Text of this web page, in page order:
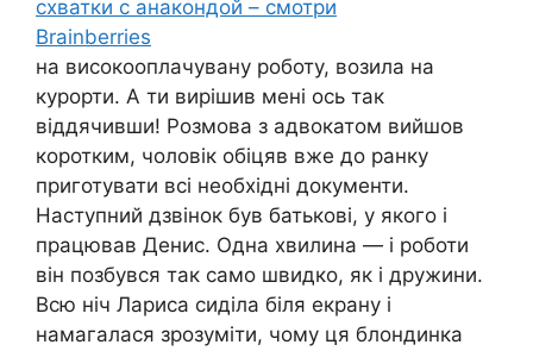
схватки с анакондой – смотри
Brainberries
на високооплачувану роботу, возила на
курорти. А ти вирішив мені ось так
віддячивши! Розмова з адвокатом вийшов
коротким, чоловік обіцяв вже до ранку
приготувати всі необхідні документи.
Наступний дзвінок був батькові, у якого і
працював Денис. Одна хвилина — і роботи
він позбувся так само швидко, як і дружини.
Всю ніч Лариса сиділа біля екрану і
намагалася зрозуміти, чому ця блондинка